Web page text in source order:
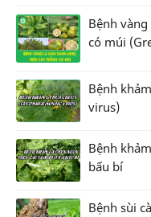
Bệnh
có múi
Bệnh
virus)
Bệnh
bấu bí
Bệnh sùi